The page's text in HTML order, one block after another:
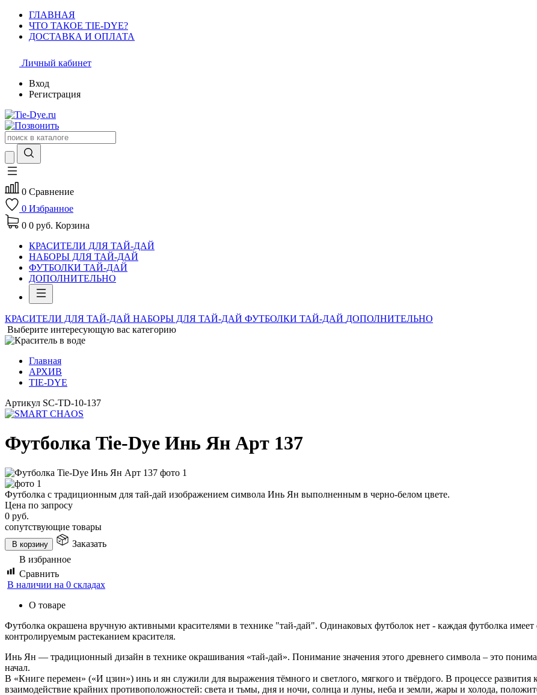
ГЛАВНАЯ
ЧТО ТАКОЕ TIE-DYE?
ДОСТАВКА И ОПЛАТА
Личный кабинет
Вход
Регистрация
0 Сравнение
0 Избранное
0 0 руб. Корзина
КРАСИТЕЛИ ДЛЯ ТАЙ-ДАЙ
НАБОРЫ ДЛЯ ТАЙ-ДАЙ
ФУТБОЛКИ ТАЙ-ДАЙ
ДОПОЛНИТЕЛЬНО
КРАСИТЕЛИ ДЛЯ ТАЙ-ДАЙ НАБОРЫ ДЛЯ ТАЙ-ДАЙ ФУТБОЛКИ ТАЙ-ДАЙ ДОПОЛНИТЕЛЬНО
Выберите интересующую вас категорию
Главная
АРХИВ
TIE-DYE
Артикул SC-TD-10-137
Футболка Tie-Dye Инь Ян Арт 137
Футболка с традиционным для тай-дай изображением символа Инь Ян выполненным в черно-белом цвете.
Цена по запросу
0 руб.
сопутствующие товары
В корзину
Заказать
В избранное
Сравнить
В наличии на 0 складах
О товаре
Футболка окрашена вручную активными красителями в технике "тай-дай". Одинаковых футболок нет - каждая футболка
контролируемым растеканием красителя.
Инь Ян — традиционный дизайн в технике окрашивания «тай-дай». Понимание значения этого древнего символа – это
начал.
В «Книге перемен» («И цзин») инь и ян служили для выражения тёмного и светлого, мягкого и твёрдого. В процессе
взаимодействие крайних противоположностей: света и тьмы, дня и ночи, солнца и луны, неба и земли, жары и холода,